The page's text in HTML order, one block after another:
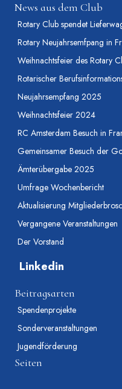
News aus dem Club
Rotary Club spendet
Rotary Neujahrsemfpang in
Weihnachtsfeier des Rotary
Rotarischer
Neujahrsempfang 2025
Weihnachtsfeier 2024
RC Amsterdam Besuch in
Gemeinsamer Besuch der
Ämterübergabe 2025
Umfrage Wochenbericht
Aktualisierung
Vergangene Veranstaltungen
Der Vorstand
Linkedin
Beitragsarten
Spendenprojekte
Sonderveranstaltungen
Jugendförderung
Seiten